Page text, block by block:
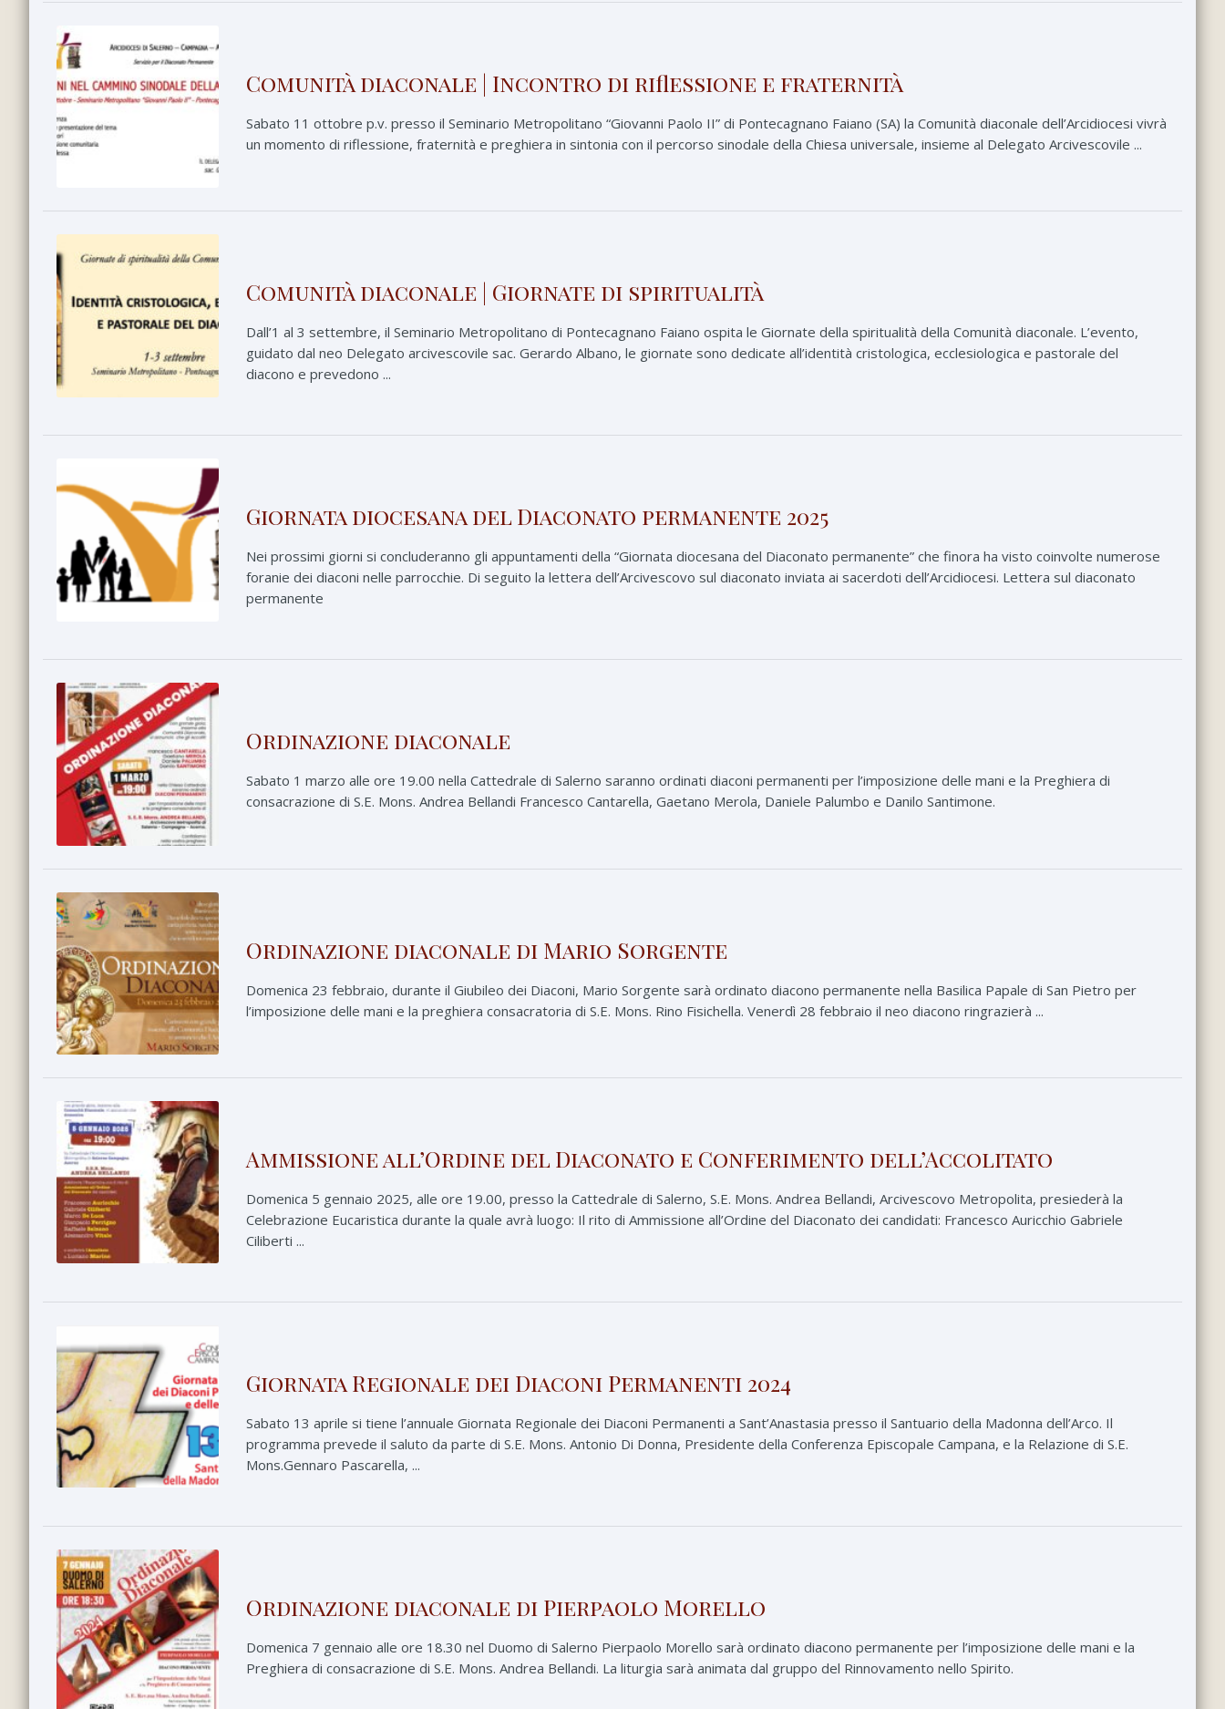
Comunità diaconale | Incontro di riflessione e fraternità
Sabato 11 ottobre p.v. presso il Seminario Metropolitano “Giovanni Paolo II” di Pontecagnano Faiano (SA) la Comunità diaconale dell’Arcidiocesi vivrà
un momento di riflessione, fraternità e preghiera in sintonia con il percorso sinodale della Chiesa universale, insieme al Delegato Arcivescovile ...
Comunità diaconale | Giornate di spiritualità
Dall’1 al 3 settembre, il Seminario Metropolitano di Pontecagnano Faiano ospita le Giornate della spiritualità della Comunità diaconale. L’evento,
guidato dal neo Delegato arcivescovile sac. Gerardo Albano, le giornate sono dedicate all’identità cristologica, ecclesiologica e pastorale del
diacono e prevedono ...
Giornata diocesana del Diaconato permanente 2025
Nei prossimi giorni si concluderanno gli appuntamenti della “Giornata diocesana del Diaconato permanente” che finora ha visto coinvolte numerose
foranie dei diaconi nelle parrocchie. Di seguito la lettera dell’Arcivescovo sul diaconato inviata ai sacerdoti dell’Arcidiocesi. Lettera sul diaconato
permanente
Ordinazione diaconale
Sabato 1 marzo alle ore 19.00 nella Cattedrale di Salerno saranno ordinati diaconi permanenti per l’imposizione delle mani e la Preghiera di
consacrazione di S.E. Mons. Andrea Bellandi Francesco Cantarella, Gaetano Merola, Daniele Palumbo e Danilo Santimone.
Ordinazione diaconale di Mario Sorgente
Domenica 23 febbraio, durante il Giubileo dei Diaconi, Mario Sorgente sarà ordinato diacono permanente nella Basilica Papale di San Pietro per
l’imposizione delle mani e la preghiera consacratoria di S.E. Mons. Rino Fisichella. Venerdì 28 febbraio il neo diacono ringrazierà ...
Ammissione all’Ordine del Diaconato e Conferimento dell’Accolitato
Domenica 5 gennaio 2025, alle ore 19.00, presso la Cattedrale di Salerno, S.E. Mons. Andrea Bellandi, Arcivescovo Metropolita, presiederà la
Celebrazione Eucaristica durante la quale avrà luogo: Il rito di Ammissione all’Ordine del Diaconato dei candidati: Francesco Auricchio Gabriele
Ciliberti ...
Giornata Regionale dei Diaconi Permanenti 2024
Sabato 13 aprile si tiene l’annuale Giornata Regionale dei Diaconi Permanenti a Sant’Anastasia presso il Santuario della Madonna dell’Arco. Il
programma prevede il saluto da parte di S.E. Mons. Antonio Di Donna, Presidente della Conferenza Episcopale Campana, e la Relazione di S.E.
Mons.Gennaro Pascarella, ...
Ordinazione diaconale di Pierpaolo Morello
Domenica 7 gennaio alle ore 18.30 nel Duomo di Salerno Pierpaolo Morello sarà ordinato diacono permanente per l’imposizione delle mani e la
Preghiera di consacrazione di S.E. Mons. Andrea Bellandi. La liturgia sarà animata dal gruppo del Rinnovamento nello Spirito.